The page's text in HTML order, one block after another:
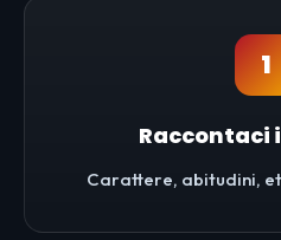
1
Raccontaci
Carattere, abitudini,